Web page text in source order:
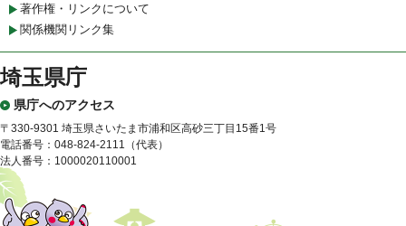
著作権・リンクについて
関係機関リンク集
埼玉県庁
県庁へのアクセス
〒330-9301 埼玉県さいたま市浦和区高砂三丁目15番1号
電話番号：048-824-2111（代表）
法人番号：1000020110001